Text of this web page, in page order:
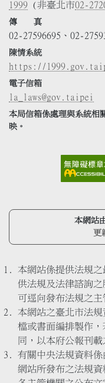
1999 (非臺北市02-
傳 真
02-27596695、02-
陳情系統
https://
電子信箱
la_laws@gov.taipei
本局信箱係處理與系統相
映。
本網站
更
本網站係提供法規
供法規及法律諮詢
可逕向發布法規之主
本網站之臺北市法
檔或書面編排製作
同，以本府公報刊載
有關中央法規資料
網站所發布之法規